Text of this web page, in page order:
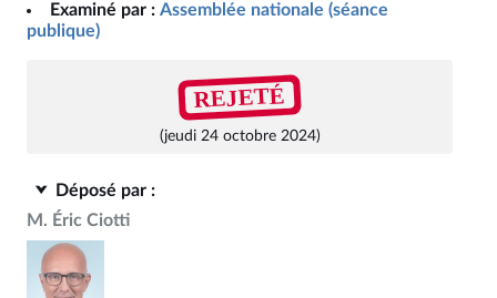
Examiné par : Assemblée nationale (séance
publique)
REJETÉ
(jeudi 24 octobre 2024)
Déposé par :
M. Éric Ciotti